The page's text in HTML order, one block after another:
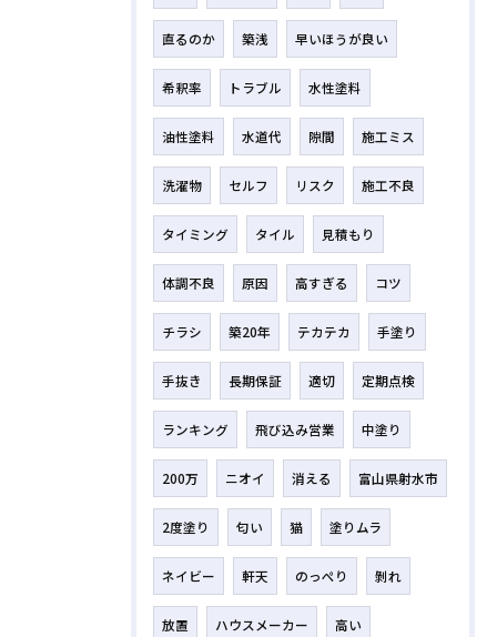
直るのか 築浅 早いほうが良い
希釈率 トラブル 水性塗料
油性塗料 水道代 隙間 施工ミス
洗濯物 セルフ リスク 施工不良
タイミング タイル 見積もり
体調不良 原因 高すぎる コツ
チラシ 築20年 テカテカ 手塗り
手抜き 長期保証 適切 定期点検
ランキング 飛び込み営業 中塗り
200万 ニオイ 消える 富山県射水市
2度塗り 匂い 猫 塗りムラ
ネイビー 軒天 のっぺり 剝れ
放置 ハウスメーカー 高い